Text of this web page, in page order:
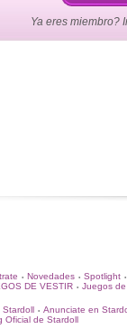
Ya eres miembro?
• Novedades • Spotlight •
DE VESTIR • Juegos de
Stardoll • Anunciate en
Oficial de Stardoll